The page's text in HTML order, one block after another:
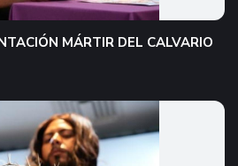
MÁRTIR DEL CALVARIO